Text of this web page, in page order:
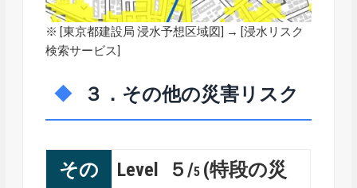
※ [東京都建設局 浸水予想区域図] → [浸水リスク
検索サービス]
３．その他の災害リスク
その
Level ５/5 (特段の災